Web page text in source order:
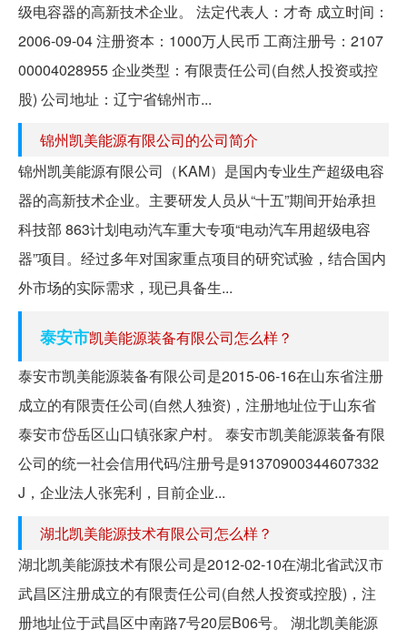
级电容器的高新技术企业。 法定代表人：才奇 成立时间：
2006-09-04 注册资本：1000万人民币 工商注册号：2107
00004028955 企业类型：有限责任公司(自然人投资或控
股) 公司地址：辽宁省锦州市...
锦州凯美能源有限公司的公司简介
锦州凯美能源有限公司（KAM）是国内专业生产超级电容
器的高新技术企业。主要研发人员从“十五”期间开始承担
科技部 863计划电动汽车重大专项“电动汽车用超级电容
器”项目。经过多年对国家重点项目的研究试验，结合国内
外市场的实际需求，现已具备生...
泰安市凯美能源装备有限公司怎么样？
泰安市凯美能源装备有限公司是2015-06-16在山东省注册
成立的有限责任公司(自然人独资)，注册地址位于山东省
泰安市岱岳区山口镇张家户村。 泰安市凯美能源装备有限
公司的统一社会信用代码/注册号是91370900344607332
J，企业法人张宪利，目前企业...
湖北凯美能源技术有限公司怎么样？
湖北凯美能源技术有限公司是2012-02-10在湖北省武汉市
武昌区注册成立的有限责任公司(自然人投资或控股)，注
册地址位于武昌区中南路7号20层B06号。 湖北凯美能源